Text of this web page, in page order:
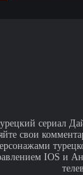
сериал
свои
IOS и